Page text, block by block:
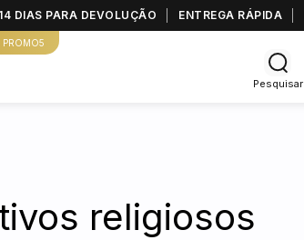
14 DIAS PARA DEVOLUÇÃO ENTREGA RÁPIDA
Pesquisar
religiosos